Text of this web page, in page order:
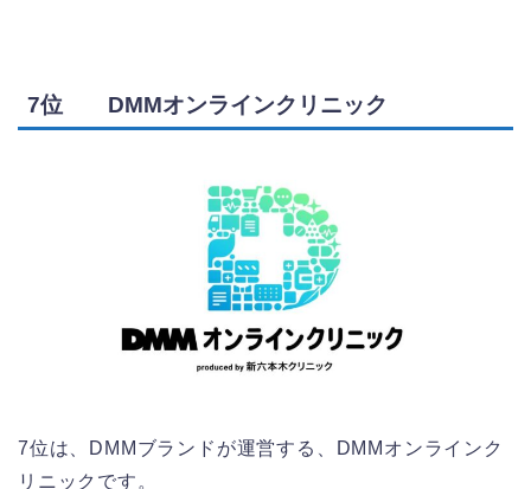
7位 DMMオンラインクリニック
7位は、DMMブランドが運営する、DMMオンラインク
リニックです。